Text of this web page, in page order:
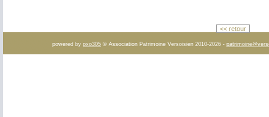
<< retour
powered by pxo305 © Association Patrimoine Versoisien 2010-2026 -